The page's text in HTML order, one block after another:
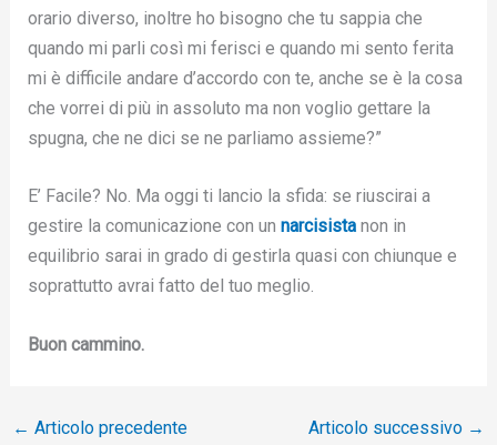
orario diverso, inoltre ho bisogno che tu sappia che
quando mi parli così mi ferisci e quando mi sento ferita
mi è difficile andare d’accordo con te, anche se è la cosa
che vorrei di più in assoluto ma non voglio gettare la
spugna, che ne dici se ne parliamo assieme?”
E’ Facile? No. Ma oggi ti lancio la sfida: se riuscirai a
gestire la comunicazione con un narcisista non in
equilibrio sarai in grado di gestirla quasi con chiunque e
soprattutto avrai fatto del tuo meglio.
Buon cammino.
← Articolo precedente Articolo successivo →